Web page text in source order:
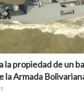
la propiedad de un
la Armada